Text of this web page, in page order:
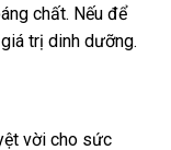
chất. Nếu để
trị dinh dưỡng.
vời cho sức